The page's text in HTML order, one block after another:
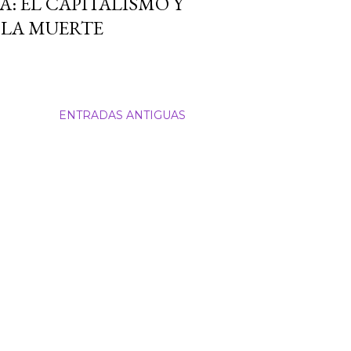
MUERTE
ENTRADAS ANTIGUAS